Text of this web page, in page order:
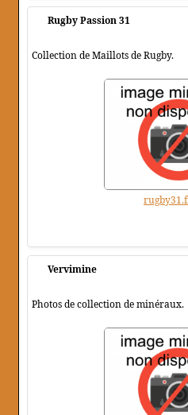
Rugby Passion 31
Collection de Maillots de Rugby.
Vervimine
Photos de collection de minéraux.